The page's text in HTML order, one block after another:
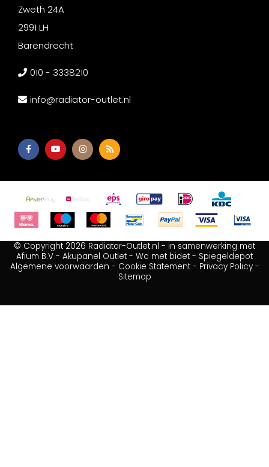
Zweth 24A
2991 LH
Barendrecht
010 - 3338210
info@radiator-outlet.nl
© Copyright 2026 Radiator-Outlet.nl - in samenwerking met
Afium B.V - Akupanel Outlet - Wc met bidet - Spiegeldepot
Algemene voorwaarden - Cookie Statement- Privacy Policy-
Sitemap